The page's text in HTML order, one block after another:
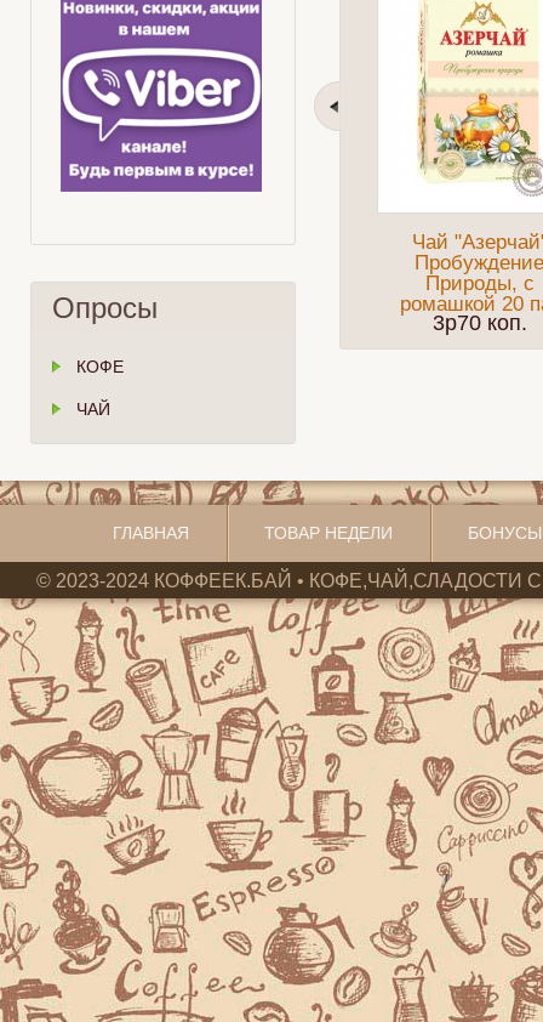
Опросы
КОФЕ
ЧАЙ
Чай
Природы, с
ромашкой 20
3p70 коп.
ГЛАВНАЯ ТОВАР НЕДЕЛИ
© 2023-2024 КОФФЕЕК.БАЙ • КОФЕ,ЧАЙ,СЛАДОСТИ С